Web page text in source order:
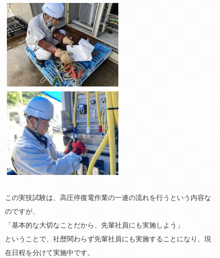
この実技試験は、高圧停復電作業の一連の流れを行うという内容な
のですが、
「基本的な大切なことだから、先輩社員にも実施しよう」
ということで、社歴関わらず先輩社員にも実施することになり、現
在日程を分けて実施中です。